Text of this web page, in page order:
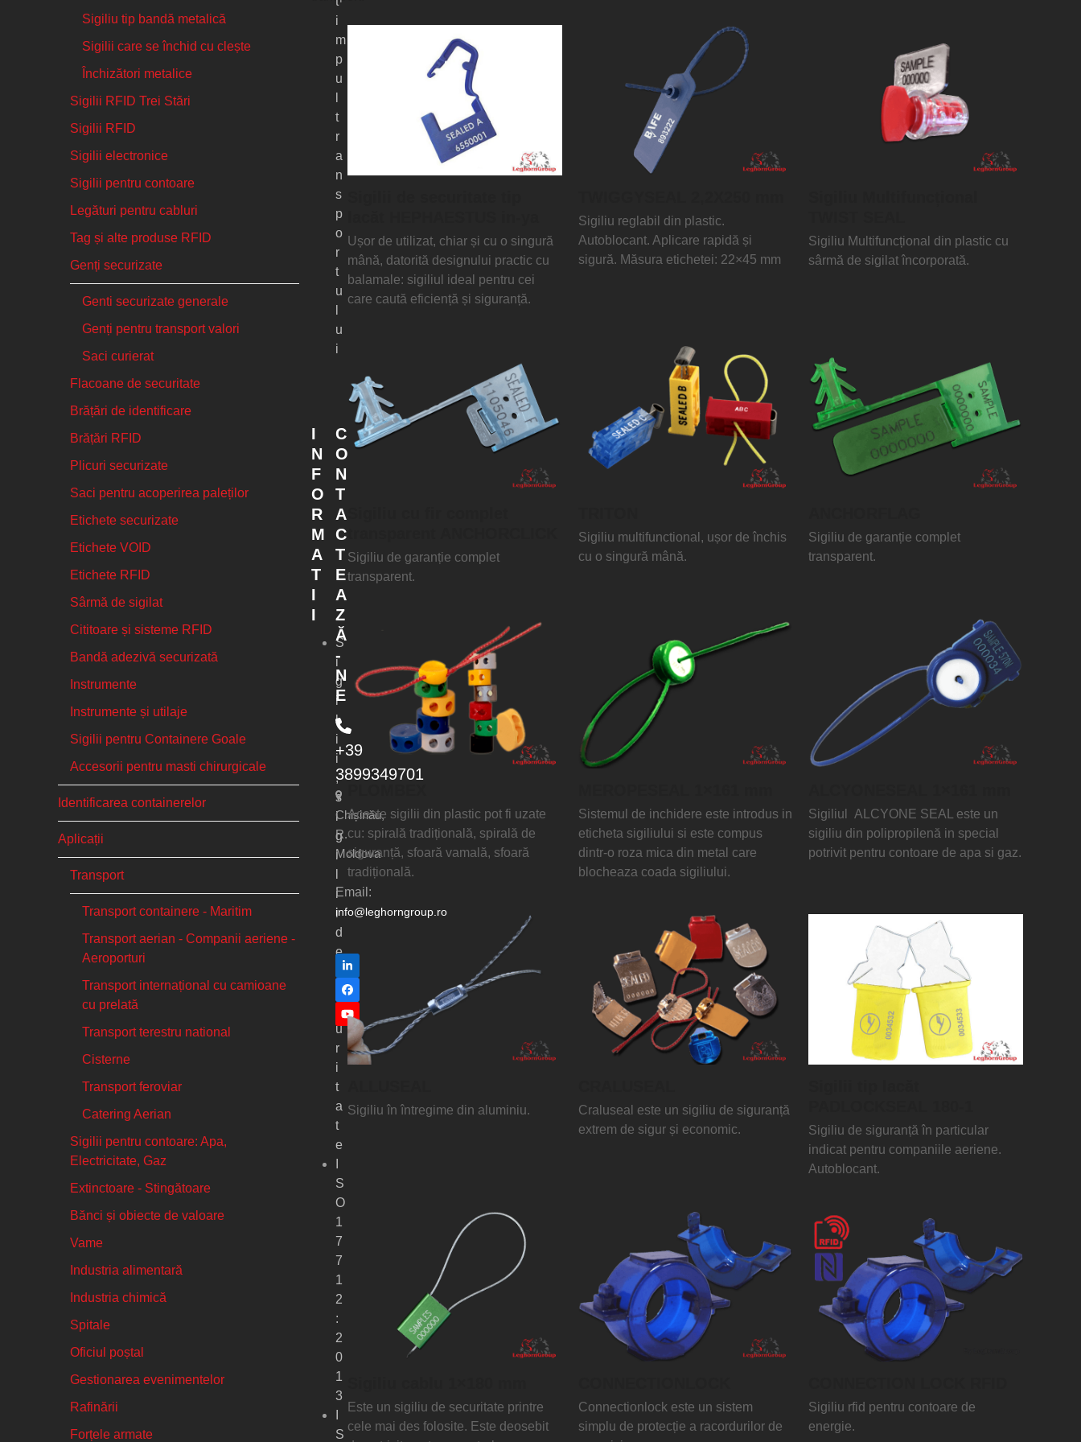
Ușor de utilizat, chiar și cu o singură
mână, datorită designului practic cu
balamale: sigiliul ideal pentru cei
care caută eficiență și siguranță.
Sigiliu reglabil din plastic.
Autoblocant. Aplicare rapidă și
sigură. Măsura etichetei: 22×45 mm
Sigiliu Multifuncțional din plastic cu
sârmă de sigilat încorporată.
Sigiliu de garanție complet
transparent.
Sigiliu multifunctional, ușor de închis
cu o singură mână.
Sigiliu de garanție complet
transparent.
Aceste sigilii din plastic pot fi uzate
cu: spirală tradițională, spirală de
siguranță, sfoară vamală, sfoară
tradițională.
Sistemul de inchidere este introdus in
eticheta sigiliului si este compus
dintr-o roza mica din metal care
blocheaza coada sigiliului.
Sigiliul ALCYONE SEAL este un
sigiliu din polipropilenă in special
potrivit pentru contoare de apa si gaz.
Sigiliu în întregime din aluminiu.
Craluseal este un sigiliu de siguranță
extrem de sigur și economic.
Sigiliu de siguranță în particular
indicat pentru companiile aeriene.
Autoblocant.
Este un sigiliu de securitate printre
cele mai des folosite. Este deosebit
Connectionlock este un sistem
simplu de protecție a racordurilor de
Sigiliu rfid pentru contoare de
energie.
Sigiliu tip bandă metalică
Sigilii care se închid cu clește
Închizători metalice
Sigilii RFID Trei Stări
Sigilii RFID
Sigilii electronice
Sigilii pentru contoare
Legături pentru cabluri
Tag și alte produse RFID
Genți securizate
Genti securizate generale
Genți pentru transport valori
Saci curierat
Flacoane de securitate
Brățări de identificare
Brățări RFID
Plicuri securizate
Saci pentru acoperirea paleților
Etichete securizate
Etichete VOID
Etichete RFID
Sârmă de sigilat
Cititoare și sisteme RFID
Bandă adezivă securizată
Instrumente
Instrumente și utilaje
Sigilii pentru Containere Goale
Accesorii pentru masti chirurgicale
Identificarea containerelor
Aplicații
Transport
Transport containere - Maritim
Transport aerian - Companii aeriene -
Aeroporturi
Transport internațional cu camioane
cu prelată
Transport terestru national
Cisterne
Transport feroviar
Catering Aerian
Sigilii pentru contoare: Apa,
Electricitate, Gaz
Extinctoare - Stingătoare
Bănci și obiecte de valoare
Vame
Industria alimentară
Industria chimică
Spitale
Oficiul poștal
Gestionarea evenimentelor
Rafinării
Forțele armate
i
m
p
u
t
r
a
n
s
p
o
r
t
u
u
i
I
N
F
O
R
M
A
T
I
I
S
i
g
i
l
i
i
,
s
i
g
i
i
i
d
e
e
c
u
r
i
t
a
t
e
S
O
1
7
7
1
2
:
2
0
1
3
S
C
O
N
T
A
C
T
E
A
Z
Ă
-
N
E
+39
3899349701
Chișinău,
R.
Moldova
Email:
info@leghorngroup.ro
LinkedIn
Facebook
YouTube